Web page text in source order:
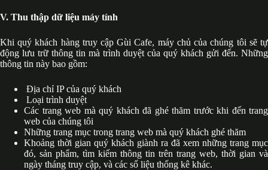
V. Thu thập dữ liệu máy tính
Khi quý khách hàng truy cập Gùi Cafe, máy chủ của chúng tôi sẽ tự
động lưu trữ thông tin mà trình duyệt của quý khách gửi đến. Những
thông tin này bao gồm:
Địa chỉ IP của quý khách
Loại trình duyệt
Các trang web mà quý khách đã ghé thăm trước khi đến trang
web của chúng tôi
Những trang mục trong trang web mà quý khách ghé thăm
Khoảng thời gian quý khách giành ra đã xem những trang mục
đó, sản phẩm, tìm kiếm thông tin trên trang web, thời gian và
ngày tháng truy cập, và các số liệu thống kê khác.